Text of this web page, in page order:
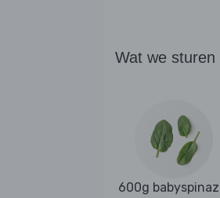
Wat we sturen
600g